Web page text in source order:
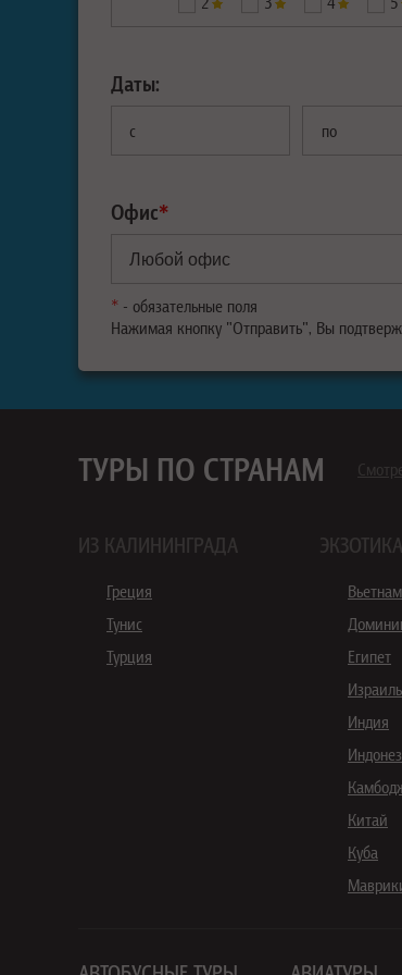
Даты:
с по
Офис*
* - обязательные поля
Нажимая кнопку "Отправить", Вы
ТУРЫ ПО СТРАНАМ
ИЗ КАЛИНИНГРАДА
Греция
Тунис
Турция
ЭКЗОТИКА
Вьетнам
Египет
Израиль
Индия
Китай
Куба